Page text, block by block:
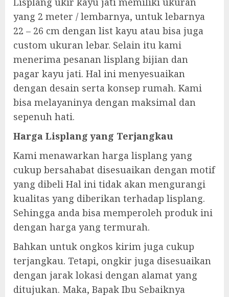
yang 2 meter / lembarnya, untuk lebarnya
22 – 26 cm dengan list kayu atau bisa juga
custom ukuran lebar. Selain itu kami
menerima pesanan lisplang bijian dan
pagar kayu jati. Hal ini menyesuaikan
dengan desain serta konsep rumah. Kami
bisa melayaninya dengan maksimal dan
sepenuh hati.
Harga Lisplang yang Terjangkau
Kami menawarkan harga lisplang yang
cukup bersahabat disesuaikan dengan motif
yang dibeli Hal ini tidak akan mengurangi
kualitas yang diberikan terhadap lisplang.
Sehingga anda bisa memperoleh produk ini
dengan harga yang termurah.
Bahkan untuk ongkos kirim juga cukup
terjangkau. Tetapi, ongkir juga disesuaikan
dengan jarak lokasi dengan alamat yang
ditujukan. Maka, Bapak Ibu Sebaiknya